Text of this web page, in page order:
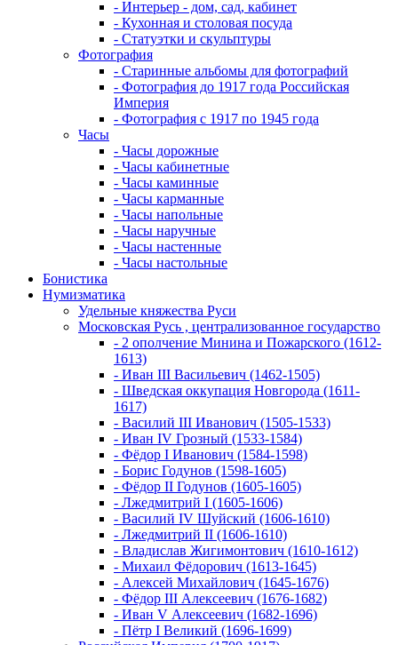
- Интерьер - дом, сад, кабинет
- Кухонная и столовая посуда
- Статуэтки и скульптуры
Фотография
- Старинные альбомы для фотографий
- Фотография до 1917 года Российская
Империя
- Фотография с 1917 по 1945 года
Часы
- Часы дорожные
- Часы кабинетные
- Часы каминные
- Часы карманные
- Часы напольные
- Часы наручные
- Часы настенные
- Часы настольные
Бонистика
Нумизматика
Удельные княжества Руси
Московская Русь , централизованное государство
- 2 ополчение Минина и Пожарского (1612-
1613)
- Иван III Васильевич (1462-1505)
- Шведская оккупация Новгорода (1611-
1617)
- Василий III Иванович (1505-1533)
- Иван IV Грозный (1533-1584)
- Фёдор I Иванович (1584-1598)
- Борис Годунов (1598-1605)
- Фёдор II Годунов (1605-1605)
- Лжедмитрий I (1605-1606)
- Василий IV Шуйский (1606-1610)
- Лжедмитрий II (1606-1610)
- Владислав Жигимонтович (1610-1612)
- Михаил Фёдорович (1613-1645)
- Алексей Михайлович (1645-1676)
- Фёдор III Алексеевич (1676-1682)
- Иван V Алексеевич (1682-1696)
- Пётр I Великий (1696-1699)